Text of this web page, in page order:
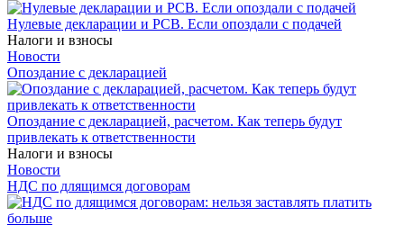
Нулевые декларации и РСВ. Если опоздали с подачей
Налоги и взносы
Новости
Опоздание с декларацией
Опоздание с декларацией, расчетом. Как теперь будут
привлекать к ответственности
Налоги и взносы
Новости
НДС по длящимся договорам